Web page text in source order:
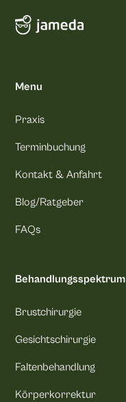
Menu
Praxis
Terminbuchung
Kontakt & Anfahrt
Blog/Ratgeber
FAQs
Behandlungsspektrum
Brustchirurgie
Gesichtschirurgie
Faltenbehandlung
Körperkorrektur